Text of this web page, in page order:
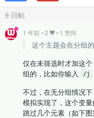
9 回帖
1 年前•2 • 1 赞同
这个主题会在分组
仅在未筛选时才加这个
组的，比如你输入
/j
不过，在无分组情况
模拟实现了，这个变
跳过几个元素（如下图